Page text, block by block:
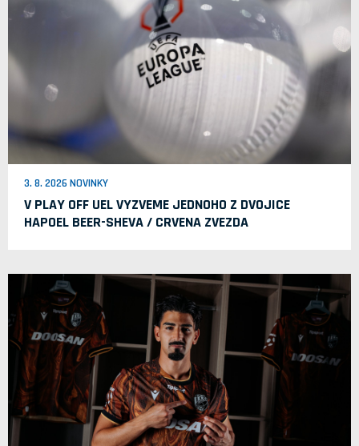
3. 8. 2026 NOVINKY
V PLAY OFF UEL VYZVEME JEDNOHO Z DVOJICE
HAPOEL BEER-SHEVA / CRVENA ZVEZDA